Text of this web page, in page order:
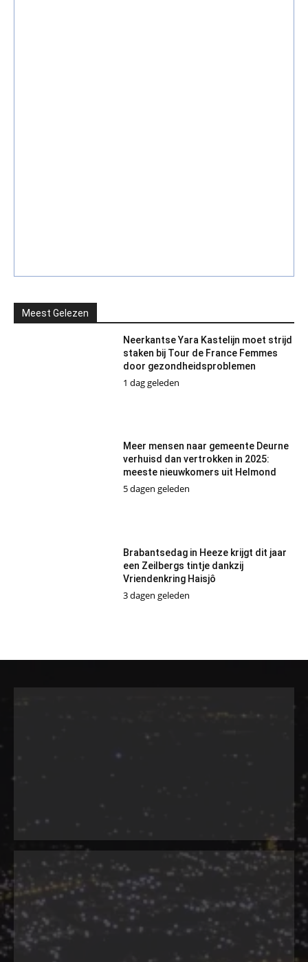
Meest Gelezen
Neerkantse Yara Kastelijn moet strijd
staken bij Tour de France Femmes
door gezondheidsproblemen
1 dag geleden
Meer mensen naar gemeente Deurne
verhuisd dan vertrokken in 2025:
meeste nieuwkomers uit Helmond
5 dagen geleden
Brabantsedag in Heeze krijgt dit jaar
een Zeilbergs tintje dankzij
Vriendenkring Haisjô
3 dagen geleden